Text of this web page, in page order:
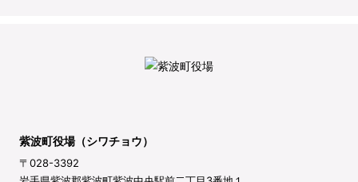
紫波町役場（シワチョウ）
〒028-3392